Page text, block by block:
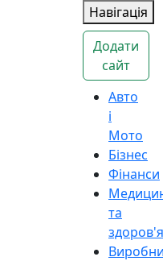
Навігація
Додати
сайт
Авто
і
Мото
Бізнес
Фінанси
та
здоров'я